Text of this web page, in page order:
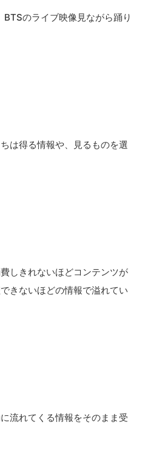
のライブ映像見ながら踊り
は得る情報や、見るものを選
しきれないほどコンテンツが
きないほどの情報で溢れてい
流れてくる情報をそのまま受